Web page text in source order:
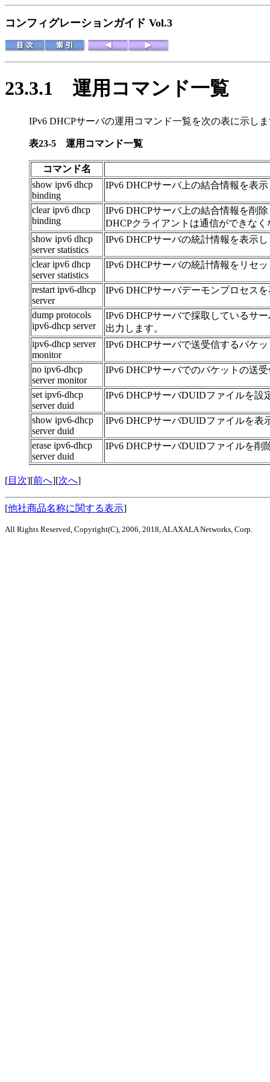
コンフィグレーションガイド Vol.3
23.3.1 運用コマンド一覧
IPv6 DHCPサーバの運用コマンド一覧を次の表に示し
表23-5 運用コマンド一覧
コマンド名
show ipv6 dhcp
binding
IPv6 DHCPサーバ上の結合情報を表
clear ipv6 dhcp
binding
IPv6 DHCPサーバ上の結合情報を削
DHCPクライアントは通信ができな
show ipv6 dhcp
server statistics
IPv6 DHCPサーバの統計情報を表示
clear ipv6 dhcp
server statistics
IPv6 DHCPサーバの統計情報をリセ
restart ipv6-dhcp
server
IPv6 DHCPサーバデーモンプロセス
dump protocols
ipv6-dhcp server
IPv6 DHCPサーバで採取しているサ
出力します。
ipv6-dhcp server
monitor
IPv6 DHCPサーバで送受信するパケ
no ipv6-dhcp
server monitor
IPv6 DHCPサーバでのパケットの送
set ipv6-dhcp
server duid
IPv6 DHCPサーバDUIDファイルを設
show ipv6-dhcp
server duid
IPv6 DHCPサーバDUIDファイルを表
erase ipv6-dhcp
server duid
IPv6 DHCPサーバDUIDファイルを削
[目次][前へ][次へ]
[他社商品名称に関する表示]
All Rights Reserved, Copyright(C), 2006, 2018, ALAXALA Networks, Corp.